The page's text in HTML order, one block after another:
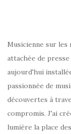
Musicienne sur les
attachée de
aujourd'hui
passionnée de
découvertes à
compromis. J'ai
lumière la place